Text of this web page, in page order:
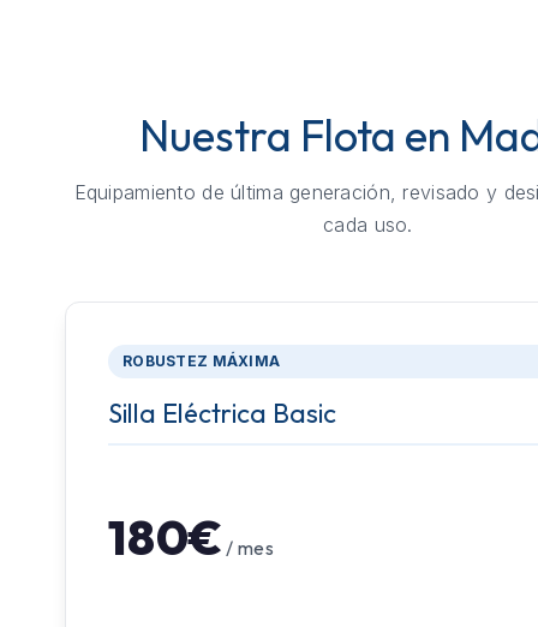
Nuestra Flota en
Equipamiento de última generación, revisado y
cada uso.
ROBUSTEZ MÁXIMA
Silla Eléctrica Basic
180€ / mes